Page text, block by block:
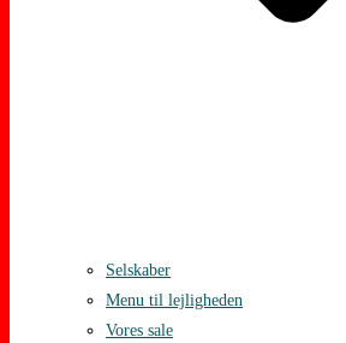
Selskaber
Menu til lejligheden
Vores sale